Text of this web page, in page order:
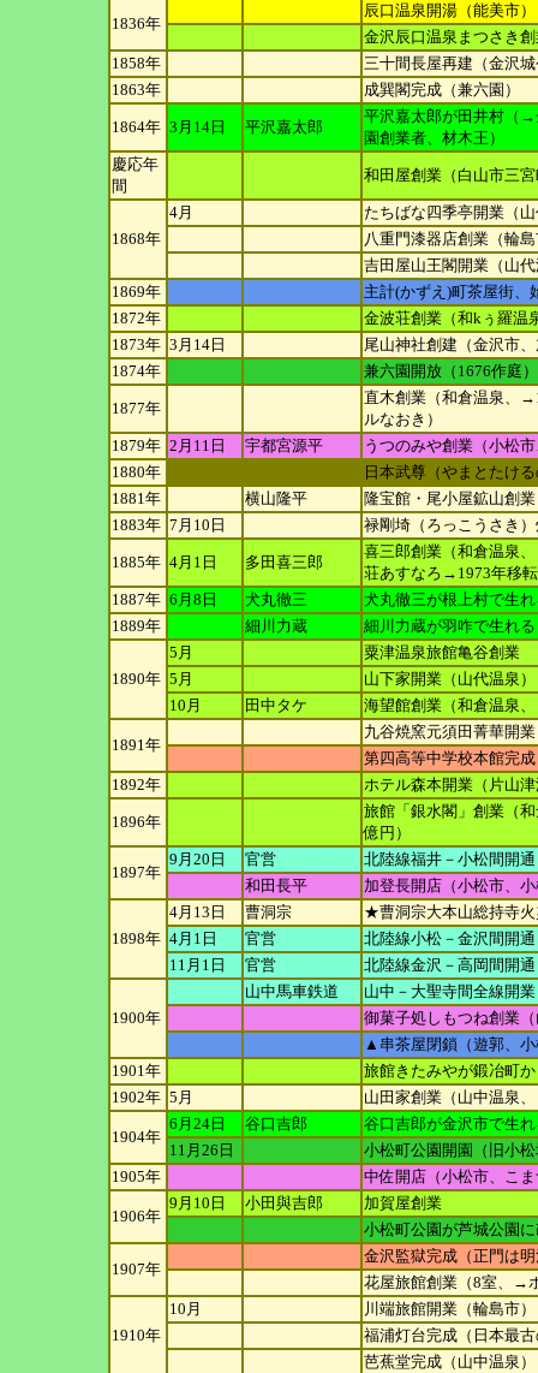
1836年
辰口温泉開湯（能美市）
金沢辰口温泉まつさき
1858年
三十間長屋再建（金沢
1863年
成巽閣完成（兼六園）
1864年 3月14日 平沢嘉太郎
平沢嘉太郎が田井村（→
園創業者、 材木王）
慶応年
間
和田屋創業（白山市三
1868年
4月
たちばな四季亭開業（
八重門漆器店創業（輪
吉田屋山王閣開業（山
1869年
主計(かずえ)町茶屋街、
1872年
金波荘創業（和kぅ羅温
1873年 3月14日
尾山神社創建（金沢市
1874年
兼六園開放（1676作庭）
1877年
直木創業（和倉温泉、
ルなおき）
1879年 2月11日 宇都宮源平
うつのみや創業（小松
1880年
日本武尊（やまとたけ
1881年
横山隆平
隆宝館・尾小屋鉱山創業
1883年 7月10日 禄剛埼（ろっこうさき
1885年 4月1日 多田喜三郎
喜三郎創業（和倉温泉
荘あすなろ→1973年移
1887年 6月8日 犬丸徹三
犬丸徹三が根上村で生
1889年
細川力蔵 細川力蔵が羽咋で生れ
1890年
5月
粟津温泉旅館亀谷創業
5月
山下家開業（山代温泉）
10月
田中タケ 海望館創業（和倉温泉
1891年
九谷焼窯元須田菁華開
第四高等中学校本館完
1892年
ホテル森本開業（片山
1896年
旅館「銀水閣」創業（
億円）
1897年
9月20日 官営
北陸線福井－小松間開通
和田長平
加登長開店（小松市、
1898年
4月13日 曹洞宗
★曹洞宗大本山総持寺火
4月1日
官営
北陸線小松－金沢間開通
11月1日
官営 北陸線金沢－高岡間開通
1900年
山中馬車鉄道
山中－大聖寺間全線開
御菓子処しもつね創業
▲串茶屋閉鎖（遊郭、
1901年
旅館きたみやが鍛冶町
1902年 5月 山田家創業（山中温泉
1904年
6月24日 谷口吉郎
谷口吉郎が金沢市で生
11月26日
小松町公園開園（旧小
1905年
中佐開店（小松市、こ
1906年
9月10日 小田與吉郎
加賀屋創業
小松町公園が芦城公園
1907年
金沢監獄完成（正門は
花屋旅館創業（8室、→
1910年
10月
川端旅館開業（輪島市）
福浦灯台完成（日本最
芭蕉堂完成（山中温泉）